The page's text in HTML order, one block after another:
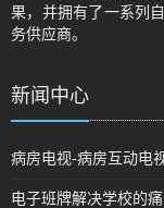
果，并拥有了一系列
务供应商。
新闻中心
病房电视-病房互动电
电子班牌解决学校的